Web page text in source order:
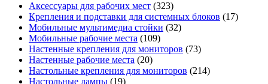
Аксессуары для рабочих мест (323)
Крепления и подставки для системных блоков (17)
Мобильные мультимедиа стойки (32)
Мобильные рабочие места (109)
Настенные крепления для мониторов (73)
Настенные рабочие места (20)
Настольные крепления для мониторов (214)
Настольные лампы (19)